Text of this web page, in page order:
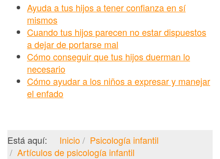
Ayuda a tus hijos a tener confianza en sí
mismos
Cuando tus hijos parecen no estar dispuestos
a dejar de portarse mal
Cómo conseguir que tus hijos duerman lo
necesario
Cómo ayudar a los niños a expresar y manejar
el enfado
Está aquí: Inicio
Psicología infantil
Artículos de psicología infantil